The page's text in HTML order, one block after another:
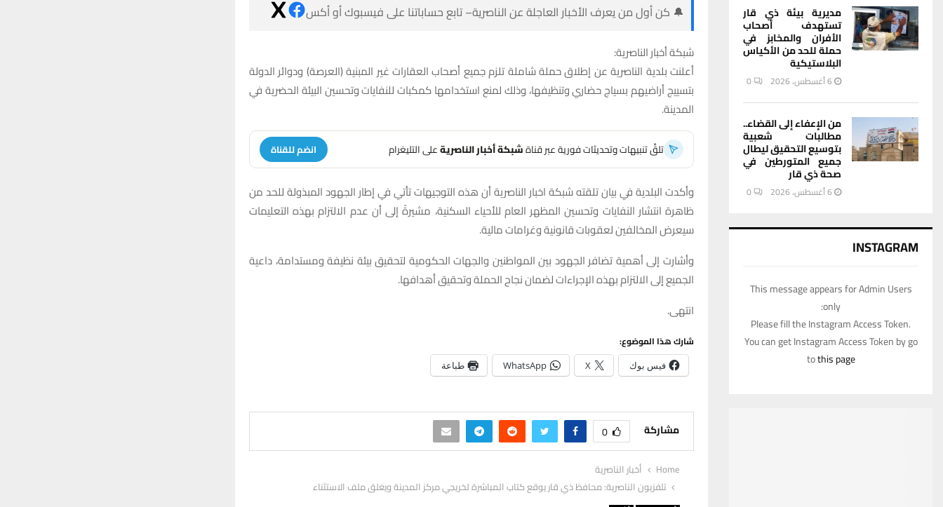
🔔 كن أول من يعرف الأخبار العاجلة عن الناصرية– تابع حساباتنا على فيسبوك أو أكس
شبكة أخبار الناصرية:
أعلنت بلدية الناصرية عن إطلاق حملة شاملة تلزم جميع أصحاب العقارات غير المبنية (العرصة) ودوائر الدولة
بتسييج أراضيهم بسياج حضاري وتنظيفها، وذلك لمنع استخدامها كمكبات للنفايات وتحسين البيئة الحضرية في
المدينة.
تلقَّ تنبيهات وتحديثات فورية عبر قناةشبكة أخبار الناصريةعلى التليغرام انضم للقناة
وأكدت البلدية في بيان تلقته شبكة اخبار الناصرية أن هذه التوجيهات تأتي في إطار الجهود المبذولة للحد من
ظاهرة انتشار النفايات وتحسين المظهر العام للأحياء السكنية، مشيرةً إلى أن عدم الالتزام بهذه التعليمات
سيعرض المخالفين لعقوبات قانونية وغرامات مالية.
وأشارت إلى أهمية تضافر الجهود بين المواطنين والجهات الحكومية لتحقيق بيئة نظيفة ومستدامة، داعية
الجميع إلى الالتزام بهذه الإجراءات لضمان نجاح الحملة وتحقيق أهدافها.
انتهى.
شارك هذا الموضوع:
فيس بوك X
WhatsApp طباعة
مشاركة 0
Home
أخبار الناصرية
تلفزيون الناصرية: محافظ ذي قار يوقع كتاب المباشرة لخريجي مركز المدينة ويغلق ملف الاستثناء
مديرية بيئة ذي قار
تستهدف أصحاب
الأفران والمخابز في
حملة للحد من الأكياس
البلاستيكية
6 أغسطس، 2026 0
من الإعفاء إلى القضاء..
مطالبات شعبية
بتوسيع التحقيق ليطال
جميع المتورطين في
صحة ذي قار
6 أغسطس، 2026 0
INSTAGRAM
This message appears for Admin Users
only:
Please fill the Instagram Access Token.
You can get Instagram Access Token by go
tothis page